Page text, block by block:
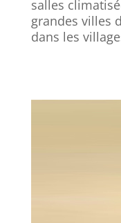
salles
grandes villes
dans les